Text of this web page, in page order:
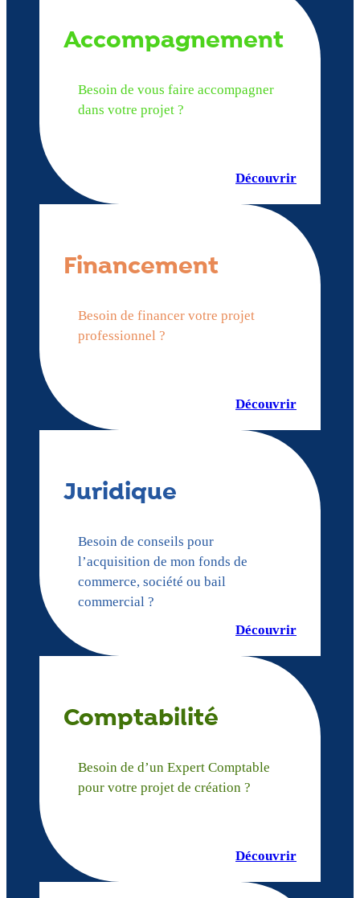
Accompagnement
Besoin de vous faire accompagner
dans votre projet ?
Découvrir
Financement
Besoin de financer votre projet
professionnel ?
Découvrir
Juridique
Besoin de conseils pour
l’acquisition de mon fonds de
commerce, société ou bail
commercial ?
Découvrir
Comptabilité
Besoin de d’un Expert Comptable
pour votre projet de création ?
Découvrir